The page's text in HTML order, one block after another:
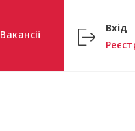
Вакансії
Вхід